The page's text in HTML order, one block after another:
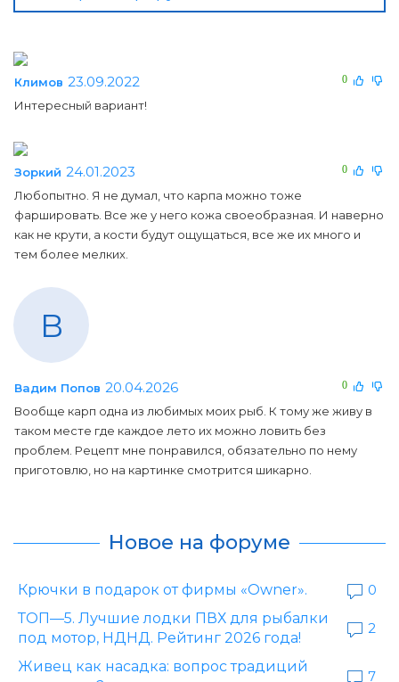
0
Климов 23.09.2022
Интересный вариант!
0
Зоркий 24.01.2023
Любопытно. Я не думал, что карпа можно тоже
фаршировать. Все же у него кожа своеобразная. И наверно
как не крути, а кости будут ощущаться, все же их много и
тем более мелких.
В
0
Вадим Попов 20.04.2026
Вообще карп одна из любимых моих рыб. К тому же живу в
таком месте где каждое лето их можно ловить без
проблем. Рецепт мне понравился, обязательно по нему
приготовлю, но на картинке смотрится шикарно.
Новое на форуме
Крючки в подарок от фирмы «Owner».
0
ТОП—5. Лучшие лодки ПВХ для рыбалки
под мотор, НДНД. Рейтинг 2026 года!
2
Живец как насадка: вопрос традиций
7